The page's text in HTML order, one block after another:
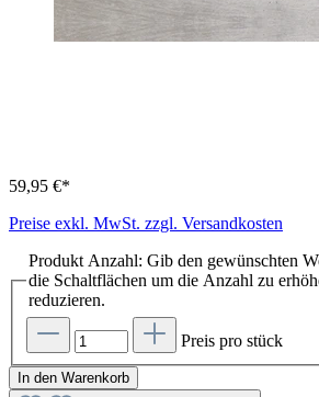
59,95 €*
Preise exkl. MwSt. zzgl. Versandkosten
Produkt Anzahl: Gib den gewünschten
die Schaltflächen um die Anzahl zu
reduzieren.
Preis pro stück
In den Warenkorb